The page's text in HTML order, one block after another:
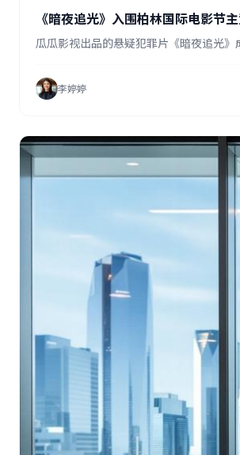
《暗夜追光》入围柏林国际电影节
瓜瓜影视出品的悬疑犯罪片《暗夜追光
李婷婷